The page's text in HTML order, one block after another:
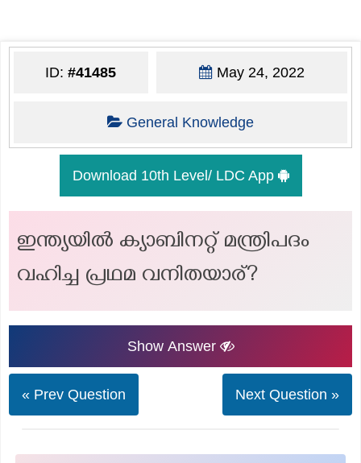
ID:#41485 May 24, 2022
General Knowledge
Download 10th Level/ LDC App
ഇന്ത്യയിൽ ക്യാബിനറ്റ് മന്ത്രിപദം
വഹിച്ച പ്രഥമ വനിതയാര്?
Show Answer
« Prev Question Next Question »